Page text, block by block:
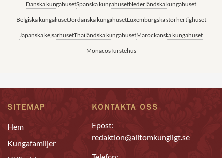
Danska kungahusetSpanska kungahusetNederländska kungahuset
Belgiska kungahusetJordanska kungahusetLuxemburgska storhertighuset
Japanska kejsarhusetThailändska kungahusetMarockanska kungahuset
Monacos furstehus
SITEMAP
Hem
Kungafamiljen
KONTAKTA OSS
Epost:
redaktion@alltomkungligt.se